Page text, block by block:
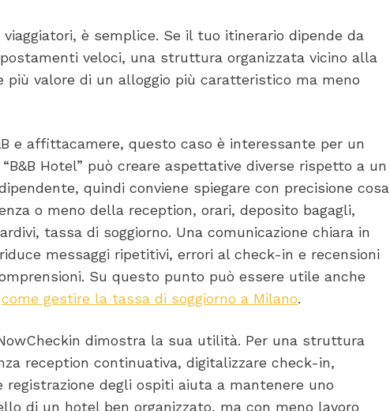
è semplice. Se il tuo itinerario dipende da
veloci, una struttura organizzata vicino alla
più valore di un alloggio più caratteristico ma meno
e affittacamere, questo caso è interessante per un
Hotel” può creare aspettative diverse rispetto a un
quindi conviene spiegare con precisione cosa
o meno della reception, orari, deposito bagagli,
tassa di soggiorno. Una comunicazione chiara in
messaggi ripetitivi, errori al check-in e recensioni
Su questo punto può essere utile anche
come gestire la tassa di soggiorno a Milano.
dimostra la sua utilità. Per una struttura
reception continuativa, digitalizzare check-in,
degli ospiti aiuta a mantenere uno
di un hotel ben organizzato, ma con meno lavoro